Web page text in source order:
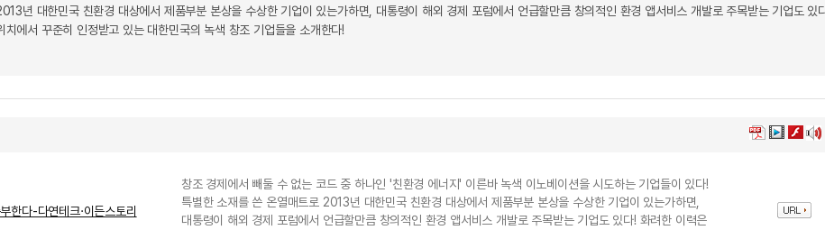
년 대한민국 친환경 대상에서 제품부분 본상을 수상한 기업이 있는가하면, 대통령이 해외 경제 포럼에서 언급할만큼 창의적인 환경 앱서비스 개발로 주목받는 기업도 있
에서 꾸준히 인정받고 있는 대한민국의 녹색 창조 기업들을 소개한다!
한다-다연테크·이든스토리
창조 경제에서 빼둘 수 없는 코드 중 하나인 '친환경 에너지' 이른바 녹색 이노베이션을 시도하는 기업들이 있다!
특별한 소재를 쓴 온열매트로 2013년 대한민국 친환경 대상에서 제품부분 본상을 수상한 기업이 있는가하면,
대통령이 해외 경제 포럼에서 언급할만큼 창의적인 환경 앱서비스 개발로 주목받는 기업도 있다! 화려한 이력은